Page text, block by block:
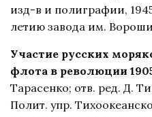
изд-в и полиграфии,
летию завода им.
Участие русских
флота в революции
Тарасенко; отв. ред. Д.
Полит. упр.